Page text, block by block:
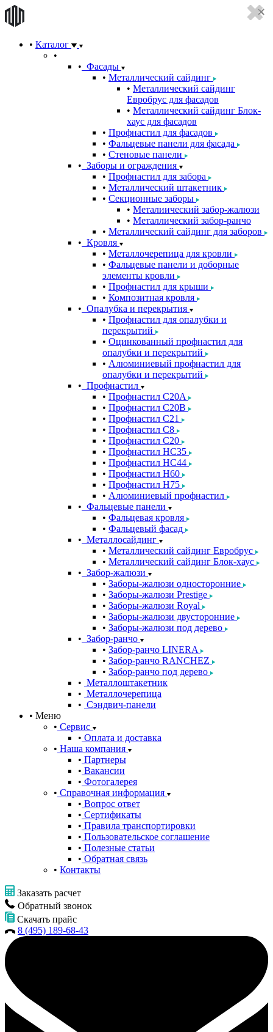
Каталог
Фасады
Металлический сайдинг
Металлический сайдинг
Евробрус для фасадов
Металлический сайдинг Блок-
хаус для фасадов
Профнастил для фасадов
Фальцевые панели для фасада
Стеновые панели
Заборы и ограждения
Профнастил для забора
Металлический штакетник
Секционные заборы
Металиический забор-жалюзи
Металлический забор-ранчо
Металлический сайдинг для заборов
Кровля
Металлочерепица для кровли
Фальцевые панели и доборные
элементы кровли
Профнастил для крыши
Композитная кровля
Опалубка и перекрытия
Профнастил для опалубки и
перекрытий
Оцинкованный профнастил для
опалубки и перекрытий
Алюминиевый профнастил для
опалубки и перекрытий
Профнастил
Профнастил С20A
Профнастил С20B
Профнастил С21
Профнастил С8
Профнастил С20
Профнастил НС35
Профнастил НС44
Профнастил Н60
Профнастил Н75
Алюминиевый профнастил
Фальцевые панели
Фальцевая кровля
Фальцевый фасад
Металлосайдинг
Металлический сайдинг Евробрус
Металлический сайдинг Блок-хаус
Забор-жалюзи
Заборы-жалюзи односторонние
Заборы-жалюзи Prestige
Заборы-жалюзи Royal
Заборы-жалюзи двусторонние
Заборы-жалюзи под дерево
Забор-ранчо
Забор-ранчо LINERA
Забор-ранчо RANCHEZ
Забор-ранчо под дерево
Металлоштакетник
Металлочерепица
Сэндвич-панели
Меню
Сервис
Оплата и доставка
Наша компания
Партнеры
Вакансии
Фотогалерея
Справочная информация
Вопрос ответ
Сертификаты
Правила транспортировки
Пользовательское соглашение
Полезные статьи
Обратная связь
Контакты
Заказать расчет
Обратный звонок
Скачать прайс
8 (495) 189-68-43